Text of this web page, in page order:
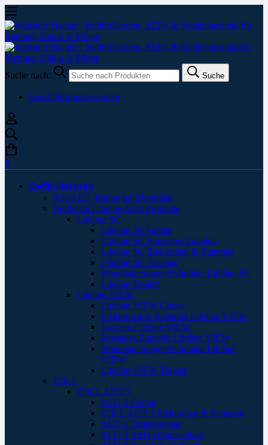
Suche nach: Suche
Geschäftskunde werden
0
Defibrillatoren
Alle AED Trainer im Überblick
Defibtech Lifeline AED Produkte
Lifeline SG
Lifeline SG Geräte
Lifeline SG Sonstiges Zubehör
Lifeline SG Elektroden & Batterien
Lifeline SG Taschen
Wandhalterungen/Schränke Lifeline SG
Lifeline Trainer
Lifeline VIEW
Lifeline VIEW Geräte
Elektroden & Batterien Lifeline VIEW
Taschen Lifeline VIEW
Sonstiges Zubehör Lifeline VIEW
Wandhalterungen/Schränke Lifeline
VIEW
Lifeline VIEW Trainer
ZOLL
ZOLL AED 3
AED 3 Geräte
ZOLL AED 3 Elektroden & Batterien
AED 3 Tragetaschen
AED 3 AED Wandschilder